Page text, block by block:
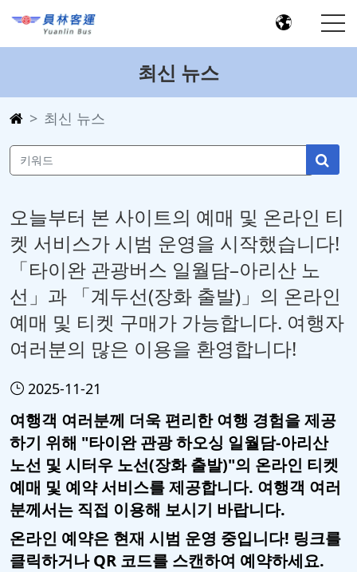
최신 뉴스
최신 뉴스
오늘부터 본 사이트의 예매 및 온라인 티
켓 서비스가 시범 운영을 시작했습니다!
「타이완 관광버스 일월담–아리산 노
선」과 「계두선(장화 출발)」의 온라인
예매 및 티켓 구매가 가능합니다. 여행자
여러분의 많은 이용을 환영합니다!
2025-11-21
여행객 여러분께 더욱 편리한 여행 경험을 제공
하기 위해 "타이완 관광 하오싱 일월담-아리산
노선 및 시터우 노선(장화 출발)"의 온라인 티켓
예매 및 예약 서비스를 제공합니다. 여행객 여러
분께서는 직접 이용해 보시기 바랍니다.
온라인 예약은 현재 시범 운영 중입니다! 링크를
클릭하거나 QR 코드를 스캔하여 예약하세요.